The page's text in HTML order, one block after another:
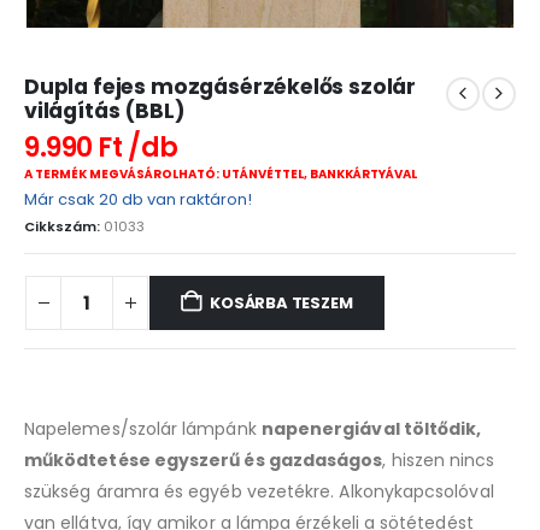
Dupla fejes mozgásérzékelős szolár
világítás (BBL)
9.990 Ft
A TERMÉK MEGVÁSÁROLHATÓ: UTÁNVÉTTEL, BANKKÁRTYÁVAL
Már csak 20 db van raktáron!
Cikkszám: 01033
KOSÁRBA TESZEM
Napelemes/szolár lámpánk napenergiával töltődik,
működtetése egyszerű és gazdaságos, hiszen nincs
szükség áramra és egyéb vezetékre. Alkonykapcsolóval
van ellátva, így amikor a lámpa érzékeli a sötétedést